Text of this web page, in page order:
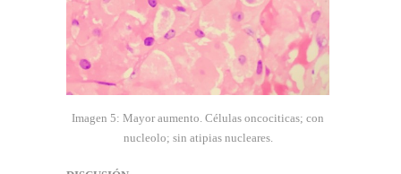
Imagen 5: Mayor aumento. Células oncociticas; con
nucleolo; sin atipias nucleares.